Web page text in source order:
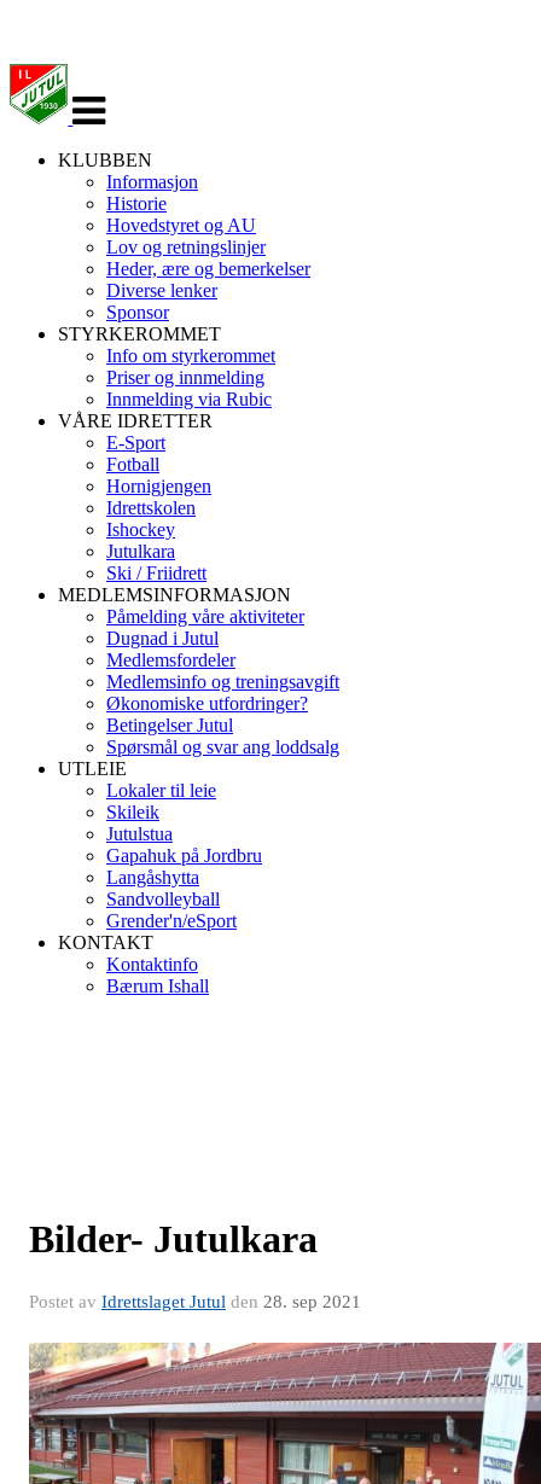
navigasjon
KLUBBEN
Informasjon
Historie
Hovedstyret og AU
Lov og retningslinjer
Heder, ære og bemerkelser
Diverse lenker
Sponsor
STYRKEROMMET
Info om styrkerommet
Priser og innmelding
Innmelding via Rubic
VÅRE IDRETTER
E-Sport
Fotball
Hornigjengen
Idrettskolen
Ishockey
Jutulkara
Ski / Friidrett
MEDLEMSINFORMASJON
Påmelding våre aktiviteter
Dugnad i Jutul
Medlemsfordeler
Medlemsinfo og treningsavgift
Økonomiske utfordringer?
Betingelser Jutul
Spørsmål og svar ang loddsalg
UTLEIE
Lokaler til leie
Skileik
Jutulstua
Gapahuk på Jordbru
Langåshytta
Sandvolleyball
Grender'n/eSport
KONTAKT
Kontaktinfo
Bærum Ishall
Bilder- Jutulkara
Postet av Idrettslaget Jutul den 28. sep 2021